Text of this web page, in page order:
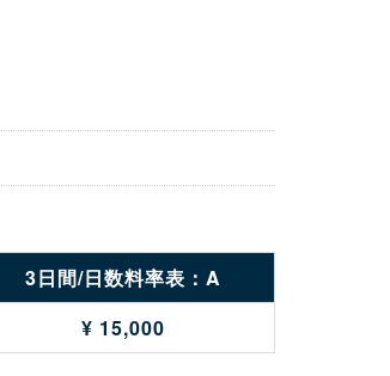
3日間/日数料率表：A
¥ 15,000